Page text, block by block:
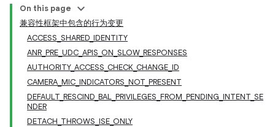
On this page
兼容性框架中包含的行为变更
ACCESS_SHARED_IDENTITY
ANR_PRE_UDC_APIS_ON_SLOW_RESPONSES
AUTHORITY_ACCESS_CHECK_CHANGE_ID
CAMERA_MIC_INDICATORS_NOT_PRESENT
DEFAULT_RESCIND_BAL_PRIVILEGES_FROM_PENDING_INTENT_SE
NDER
DETACH_THROWS_ISE_ONLY